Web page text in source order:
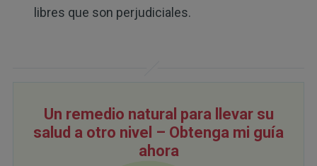
libres que son perjudiciales.
Un remedio natural para llevar su
salud a otro nivel – Obtenga mi guía
ahora